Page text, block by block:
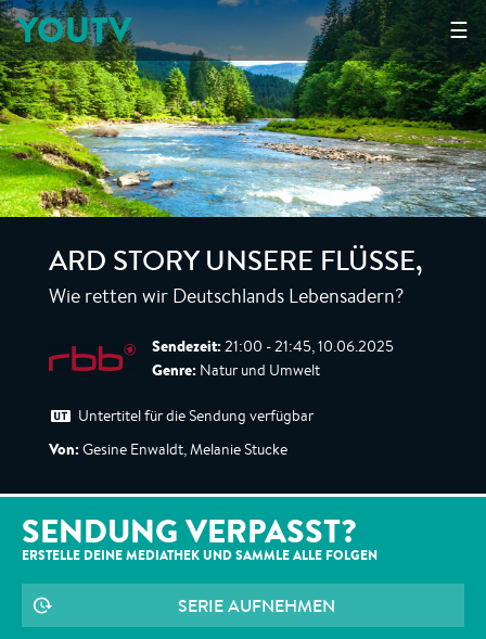
☰
YOUTV
ARD STORY UNSERE FLÜSSE,
Wie retten wir Deutschlands Lebensadern?
Sendezeit: 21:00 - 21:45, 10.06.2025
Genre: Natur und Umwelt
Untertitel für die Sendung verfügbar
Von: Gesine Enwaldt, Melanie Stucke
SENDUNG VERPASST?
ERSTELLE DEINE MEDIATHEK UND SAMMLE ALLE FOLGEN
SERIE AUFNEHMEN